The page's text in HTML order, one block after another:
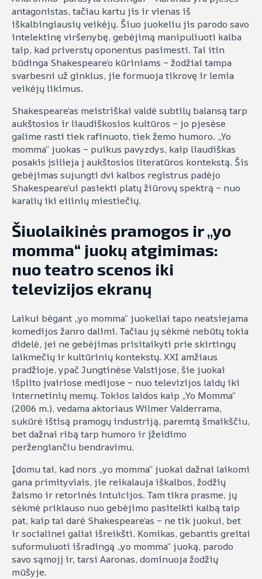
antagonistas, tačiau kartu jis ir vienas iš
iškalbingiausių veikėjų. Šiuo juokeliu jis parodo savo
intelektinę viršenybę, gebėjimą manipuliuoti kalba
taip, kad priverstų oponentus pasimesti. Tai itin
būdinga Shakespeare’o kūriniams – žodžiai tampa
svarbesni už ginklus, jie formuoja tikrovę ir lemia
veikėjų likimus.
Shakespeare’as meistriškai valdė subtilų balansą tarp
aukštosios ir liaudiškosios kultūros – jo pjesėse
galime rasti tiek rafinuoto, tiek žemo humoro. „Yo
momma“ juokas – puikus pavyzdys, kaip liaudiškas
posakis įsilieja į aukštosios literatūros kontekstą. Šis
gebėjimas sujungti dvi kalbos registrus padėjo
Shakespeare’ui pasiekti platų žiūrovų spektrą – nuo
karalių iki eilinių miestiečių.
Šiuolaikinės pramogos ir „yo
momma“ juokų atgimimas:
nuo teatro scenos iki
televizijos ekranų
Laikui bėgant „yo momma“ juokeliai tapo neatsiejama
komedijos žanro dalimi. Tačiau jų sėkmė nebūtų tokia
didelė, jei ne gebėjimas prisitaikyti prie skirtingų
laikmečių ir kultūrinių kontekstų. XXI amžiaus
pradžioje, ypač Jungtinėse Valstijose, šie juokai
išplito įvairiose medijose – nuo televizijos laidų iki
internetinių memų. Tokios laidos kaip „Yo Momma“
(2006 m.), vedama aktoriaus Wilmer Valderrama,
sukūrė ištisą pramogų industriją, paremtą šmaikščiu,
bet dažnai ribą tarp humoro ir įžeidimo
peržengiančiu bendravimu.
Įdomu tai, kad nors „yo momma“ juokai dažnai laikomi
gana primityviais, jie reikalauja iškalbos, žodžių
žaismo ir retorinės intuicijos. Tam tikra prasme, jų
sėkmė priklauso nuo gebėjimo pasitelkti kalbą taip
pat, kaip tai darė Shakespeare’as – ne tik juokui, bet
ir socialinei galiai išreikšti. Komikas, gebantis greitai
suformuluoti išradingą „yo momma“ juoką, parodo
savo sąmojį ir, tarsi Aaronas, dominuoja žodžių
mūšyje.